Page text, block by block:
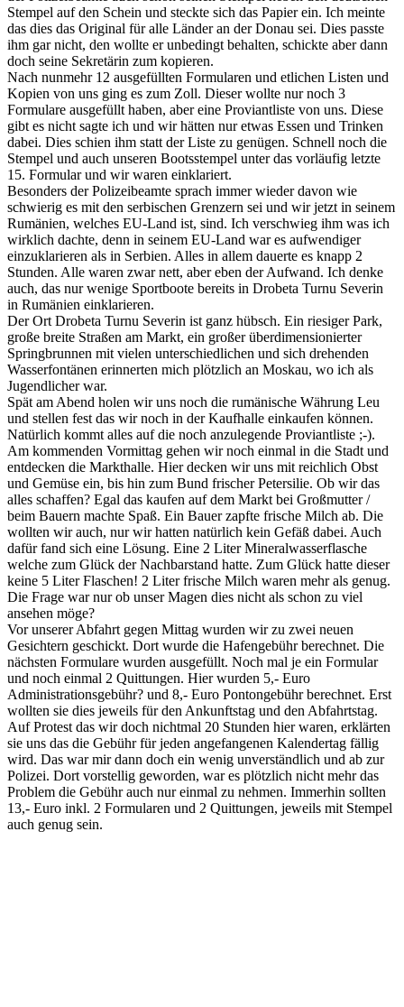
Stempel auf den Schein und steckte sich das Papier ein. Ich meinte
das dies das Original für alle Länder an der Donau sei. Dies passte
ihm gar nicht, den wollte er unbedingt behalten, schickte aber dann
doch seine Sekretärin zum kopieren.
Nach nunmehr 12 ausgefüllten Formularen und etlichen Listen und
Kopien von uns ging es zum Zoll. Dieser wollte nur noch 3
Formulare ausgefüllt haben, aber eine Proviantliste von uns. Diese
gibt es nicht sagte ich und wir hätten nur etwas Essen und Trinken
dabei. Dies schien ihm statt der Liste zu genügen. Schnell noch die
Stempel und auch unseren Bootsstempel unter das vorläufig letzte
15. Formular und wir waren einklariert.
Besonders der Polizeibeamte sprach immer wieder davon wie
schwierig es mit den serbischen Grenzern sei und wir jetzt in seinem
Rumänien, welches EU-Land ist, sind. Ich verschwieg ihm was ich
wirklich dachte, denn in seinem EU-Land war es aufwendiger
einzuklarieren als in Serbien. Alles in allem dauerte es knapp 2
Stunden. Alle waren zwar nett, aber eben der Aufwand. Ich denke
auch, das nur wenige Sportboote bereits in Drobeta Turnu Severin
in Rumänien einklarieren.
Der Ort Drobeta Turnu Severin ist ganz hübsch. Ein riesiger Park,
große breite Straßen am Markt, ein großer überdimensionierter
Springbrunnen mit vielen unterschiedlichen und sich drehenden
Wasserfontänen erinnerten mich plötzlich an Moskau, wo ich als
Jugendlicher war.
Spät am Abend holen wir uns noch die rumänische Währung Leu
und stellen fest das wir noch in der Kaufhalle einkaufen können.
Natürlich kommt alles auf die noch anzulegende Proviantliste ;-).
Am kommenden Vormittag gehen wir noch einmal in die Stadt und
entdecken die Markthalle. Hier decken wir uns mit reichlich Obst
und Gemüse ein, bis hin zum Bund frischer Petersilie. Ob wir das
alles schaffen? Egal das kaufen auf dem Markt bei Großmutter /
beim Bauern machte Spaß. Ein Bauer zapfte frische Milch ab. Die
wollten wir auch, nur wir hatten natürlich kein Gefäß dabei. Auch
dafür fand sich eine Lösung. Eine 2 Liter Mineralwasserflasche
welche zum Glück der Nachbarstand hatte. Zum Glück hatte dieser
keine 5 Liter Flaschen! 2 Liter frische Milch waren mehr als genug.
Die Frage war nur ob unser Magen dies nicht als schon zu viel
ansehen möge?
Vor unserer Abfahrt gegen Mittag wurden wir zu zwei neuen
Gesichtern geschickt. Dort wurde die Hafengebühr berechnet. Die
nächsten Formulare wurden ausgefüllt. Noch mal je ein Formular
und noch einmal 2 Quittungen. Hier wurden 5,- Euro
Administrationsgebühr? und 8,- Euro Pontongebühr berechnet. Erst
wollten sie dies jeweils für den Ankunftstag und den Abfahrtstag.
Auf Protest das wir doch nichtmal 20 Stunden hier waren, erklärten
sie uns das die Gebühr für jeden angefangenen Kalendertag fällig
wird. Das war mir dann doch ein wenig unverständlich und ab zur
Polizei. Dort vorstellig geworden, war es plötzlich nicht mehr das
Problem die Gebühr auch nur einmal zu nehmen. Immerhin sollten
13,- Euro inkl. 2 Formularen und 2 Quittungen, jeweils mit Stempel
auch genug sein.